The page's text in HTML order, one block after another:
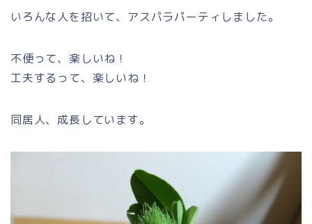
いろんな人を招いて、アスパラパーティしました。
不便って、楽しいね！
工夫するって、楽しいね！
同居人、成長しています。